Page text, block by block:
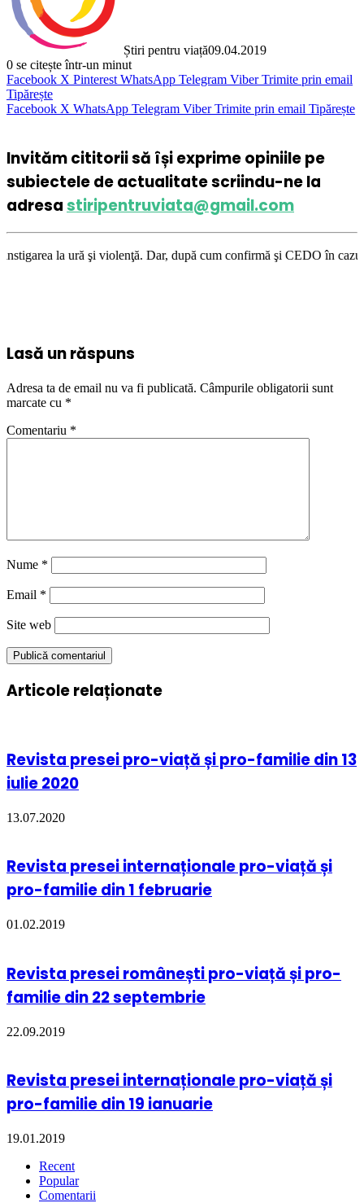
Știri pentru viață09.04.2019
0 se citește într-un minut
Facebook X Pinterest WhatsApp Telegram Viber Trimite prin email
Tipărește
Facebook X WhatsApp Telegram Viber Trimite prin email Tipărește
Invităm cititorii să își exprime opiniile pe
subiectele de actualitate scriindu-ne la
adresastiripentruviata@gmail.com
violenţă. Dar, după cum confirmă şi CEDO în cazul Handyside
Lasă un răspuns
Adresa ta de email nu va fi publicată. Câmpurile obligatorii sunt
marcate cu *
Comentariu *
Nume *
Email *
Site web
Articole relaționate
Revista presei pro-viață și pro-familie din 13
iulie 2020
13.07.2020
Revista presei internaționale pro-viață și
pro-familie din 1 februarie
01.02.2019
Revista presei românești pro-viață și pro-
familie din 22 septembrie
22.09.2019
Revista presei internaționale pro-viață și
pro-familie din 19 ianuarie
19.01.2019
Recent
Popular
Comentarii